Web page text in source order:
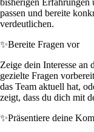
passen und bereite
verdeutlichen.
✨Bereite Fragen vor
Zeige dein Interesse an
gezielte Fragen
das Team aktuell hat,
zeigt, dass du dich mit
✨Präsentiere deine